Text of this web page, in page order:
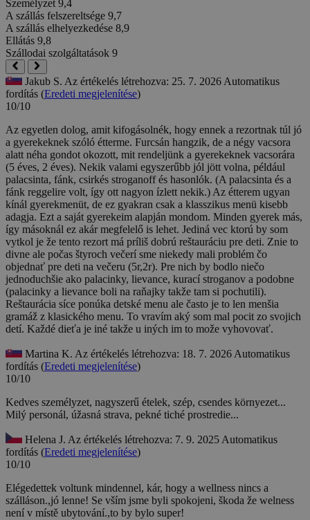
Személyzet 9,4
A szállás felszereltsége 9,7
A szállás elhelyezkedése 8,9
Ellátás 9,8
Szállodai szolgáltatások 9
Jakub S. Az értékelés létrehozva: 25. 7. 2026Automatikus
fordítás (Eredeti megjelenítése)
10/10
Az egyetlen dolog, amit kifogásolnék, hogy ennek a rezortnak túl jó
a gyerekeknek szóló étterme. Furcsán hangzik, de a négy vacsora
alatt néha gondot okozott, mit rendeljünk a gyerekeknek vacsorára
(5 éves, 2 éves). Nekik valami egyszerűbb jól jött volna, például
palacsinta, fánk, csirkés stroganoff és hasonlók. (A palacsinta és a
fánk reggelire volt, így ott nagyon ízlett nekik.) Az étterem ugyan
kínál gyerekmenüt, de ez gyakran csak a klasszikus menü kisebb
adagja. Ezt a saját gyerekeim alapján mondom. Minden gyerek más,
így másoknál ez akár megfelelő is lehet. Jediná vec ktorú by som
vytkol je že tento rezort má príliš dobrú reštauráciu pre deti. Znie to
divne ale počas štyroch večerí sme niekedy mali problém čo
objednať pre deti na večeru (5r,2r). Pre nich by bodlo niečo
jednoduchšie ako palacinky, lievance, kurací stroganov a podobne
(palacinky a lievance boli na raňajky takže tam si pochutili).
Reštaurácia síce ponúka detské menu ale často je to len menšia
gramáž z klasického menu. To vravím aký som mal pocit zo svojich
detí. Každé dieťa je iné takže u iných im to može vyhovovať.
Martina K. Az értékelés létrehozva: 18. 7. 2026Automatikus
fordítás (Eredeti megjelenítése)
10/10
Kedves személyzet, nagyszerű ételek, szép, csendes környezet...
Milý personál, úžasná strava, pekné tiché prostredie...
Helena J. Az értékelés létrehozva: 7. 9. 2025Automatikus
fordítás (Eredeti megjelenítése)
10/10
Elégedettek voltunk mindennel, kár, hogy a wellness nincs a
szálláson.,jó lenne! Se vším jsme byli spokojeni, škoda že welness
není v místě ubytování.,to by bylo super!